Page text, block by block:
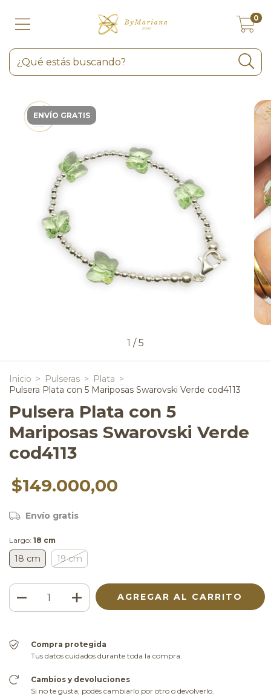
0
ENVÍO GRATIS
1 /5
Inicio > Pulseras > Plata >
Pulsera Plata con 5 Mariposas Swarovski Verde cod4113
Pulsera Plata con 5
Mariposas Swarovski Verde
cod4113
$149.000,00
Envío gratis
Largo: 18 cm
18 cm 19 cm
Compra protegida
Tus datos cuidados durante toda la compra.
Cambios y devoluciones
Si no te gusta, podés cambiarlo por otro o devolverlo.